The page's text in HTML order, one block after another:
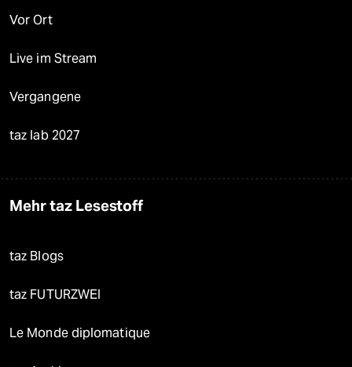
Vor Ort
Live im Stream
Vergangene
taz lab 2027
Mehr taz Lesestoff
taz Blogs
taz FUTURZWEI
Le Monde diplomatique